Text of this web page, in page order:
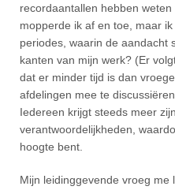
recordaantallen hebben
mopperde ik af en toe, maar
periodes, waarin de aandacht
kanten van mijn werk? (Er
dat er minder tijd is dan
afdelingen mee te
Iedereen krijgt steeds meer
verantwoordelijkheden,
hoogte bent.
Mijn leidinggevende vroeg